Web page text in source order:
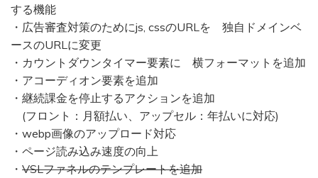
する機能
・広告審査対策のためにjs, cssのURLを 独自ドメインベ
ースのURLに変更
・カウントダウンタイマー要素に 横フォーマットを追加
・アコーディオン要素を追加
・継続課金を停止するアクションを追加
(フロント：月額払い、アップセル：年払いに対応)
・webp画像のアップロード対応
・ページ読み込み速度の向上
・ VSLファネルのテンプレートを追加